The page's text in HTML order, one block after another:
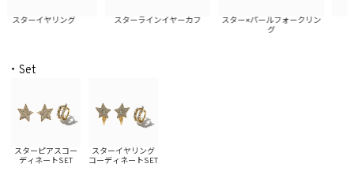
スターイヤリング スターラインイヤーカフ
スター×パールフォークリン
・Set
スターピアスコー
ディネートSET
スターイヤリング
コーディネートSET